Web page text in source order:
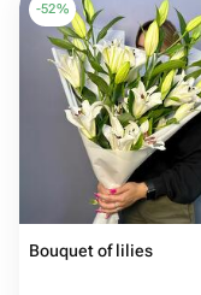
-52%
Bouquet of lilies